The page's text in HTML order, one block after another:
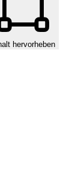
hervorheben